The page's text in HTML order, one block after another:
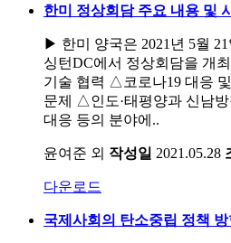
한미 정상회담 주요 내용 및
▶ 한미 양국은 2021년 5월
싱턴DC에서 정상회담을 개
기술 협력 △코로나19 대응
문제 △인도·태평양과 신남
대응 등의 분야에..
윤여준 외 작성일 2021.05.28
다운로드
국제사회의 탄소중립 정책 방